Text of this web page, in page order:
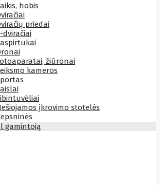
hobis
priedai
dviračiai
žiūronai
kameros
įkrovimo stotelės
gamintoją